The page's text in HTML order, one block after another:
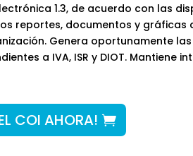
1.3, de acuerdo con las
reportes, documentos y gráficas
Genera oportunamente
a IVA, ISR y DIOT. Mantiene
COI AHORA!